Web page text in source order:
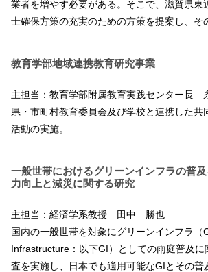
業者を増やす必要がある。そこで、滋賀県東
士確保方策の充実のための方策を提案し、そ
教育学部地域連携教育研究事業
主担当：教育学部附属教育実践センター長
県・市町村教育委員会及び学校と連携した共
活動の実施。
一般世帯におけるグリーンインフラの普
力向上と減災に関する研究
主担当：経済学系教授 田中 勝也
国内の一般世帯を対象にグリーンインフラ（
Infrastructure：以下GI）としての雨庭普及に
査を実施し、日本でも適用可能なGIとその普